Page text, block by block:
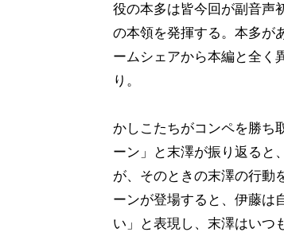
役の本多は皆今回が副音声
の本領を発揮する。本多が
ームシェアから本編と全く
り。
かしこたちがコンペを勝ち
ーン」と末澤が振り返ると
が、そのときの末澤の行動
ーンが登場すると、伊藤は
い」と表現し、末澤はいつ